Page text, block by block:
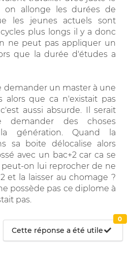
allonge les durées de
les jeunes actuels sont
plus longs il y a donc
ne peut pas appliquer un
que la durée d'études a
demander un master à une
alors que ca n'existait pas
aussi absurde. Il serait
demander des choses
génération. Quand la
sa boite délocalise alors
avec un bac+2 car ca se
on lui reprocher de ne
et la laisser au chomage ?
possède pas ce diplome à
pas.
Cette réponse a été utile
0